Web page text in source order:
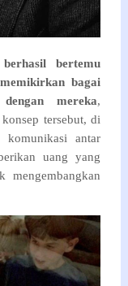
bertemu
bagai
mereka,
tersebut, di
komunikasi antar
uang yang